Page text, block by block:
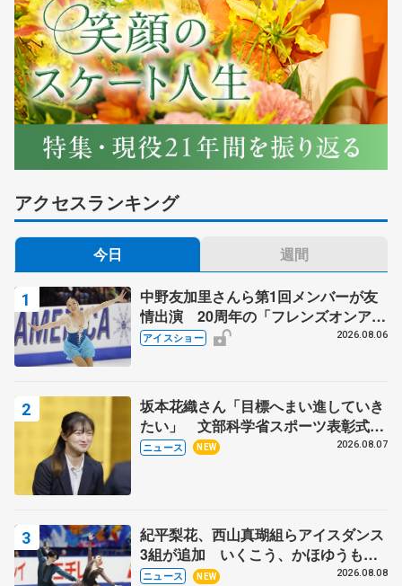
アクセスランキング
今日 週間
中野友加里さんら第1回メンバーが友
情出演 20周年の「フレンズオンアイ
ス」 宮本賢二さん、有川梨絵さん、
アイスショー 2026.08.06
坂本花織さん「目標へまい進していき
たい」 文部科学省スポーツ表彰式で
代表謝辞
ニュース NEW 2026.08.07
紀平梨花、西山真瑚組らアイスダンス
3組が追加 いくこう、かほゆうも、
木下グループ杯
ニュース NEW 2026.08.08